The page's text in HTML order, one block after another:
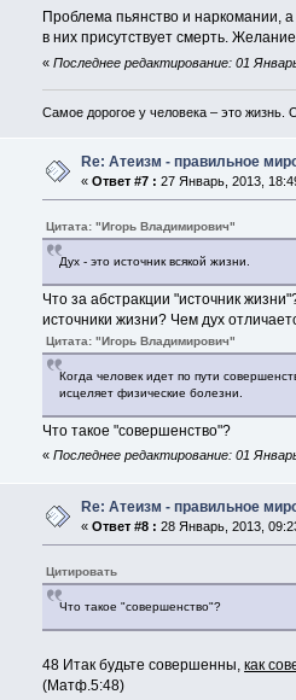
Проблема пьянство и наркомании,
в них присутствует смерть.
«Последнее редактирование: 01
Самое дорогое у человека – это жизнь.
Re: Атеизм - правильное
«Ответ #7 : 27 Январь, 2013,
Цитата: "Игорь Владимирович"
Дух - это источник всякой жизни.
Что за абстракции "источник
источники жизни? Чем дух
Цитата: "Игорь Владимирович"
Когда человек идет по пути
исцеляет физические болезни.
Что такое "совершенство"?
«Последнее редактирование: 01
Re: Атеизм - правильное
«Ответ #8 : 28 Январь, 2013,
Цитировать
Что такое "совершенство"?
48 Итак будьте совершенны,как
(Матф.5:48)